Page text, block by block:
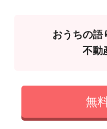
おうちの語
不動
無